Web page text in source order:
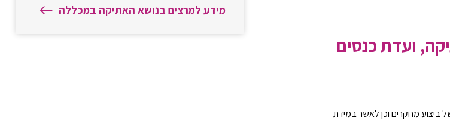
ועדת כנסים
ביצוע מחקרים וכן לאשר במידת
מידע למרצים בנושא האתיקה במכללה